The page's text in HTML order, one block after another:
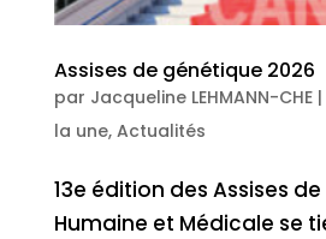
Assises de génétique 2026
par Jacqueline LEHMANN-CHE|
la une, Actualités
13e édition des Assises
Humaine et Médicale se